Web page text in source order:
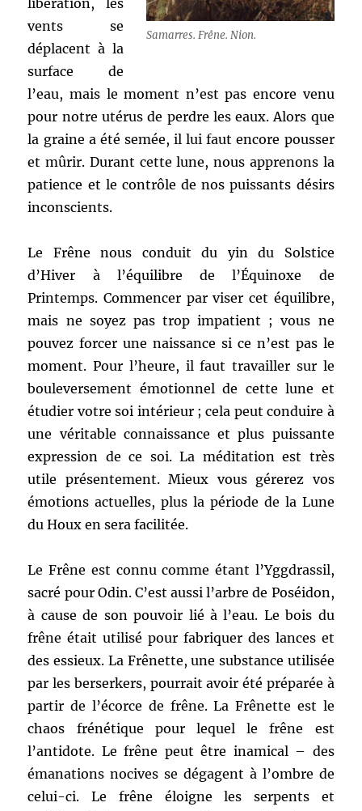
Samarres. Frêne. Nion.
vents se
déplacent à la
surface de
l’eau, mais le moment n’est pas encore venu
pour notre utérus de perdre les eaux. Alors que
la graine a été semée, il lui faut encore pousser
et mûrir. Durant cette lune, nous apprenons la
patience et le contrôle de nos puissants désirs
inconscients.
Le Frêne nous conduit du yin du Solstice
d’Hiver à l’équilibre de l’Équinoxe de
Printemps. Commencer par viser cet équilibre,
mais ne soyez pas trop impatient ; vous ne
pouvez forcer une naissance si ce n’est pas le
moment. Pour l’heure, il faut travailler sur le
bouleversement émotionnel de cette lune et
étudier votre soi intérieur ; cela peut conduire à
une véritable connaissance et plus puissante
expression de ce soi. La méditation est très
utile présentement. Mieux vous gérerez vos
émotions actuelles, plus la période de la Lune
du Houx en sera facilitée.
Le Frêne est connu comme étant l’Yggdrassil,
sacré pour Odin. C’est aussi l’arbre de Poséidon,
à cause de son pouvoir lié à l’eau. Le bois du
frêne était utilisé pour fabriquer des lances et
des essieux. La Frênette, une substance utilisée
par les berserkers, pourrait avoir été préparée à
partir de l’écorce de frêne. La Frênette est le
chaos frénétique pour lequel le frêne est
l’antidote. Le frêne peut être inamical – des
émanations nocives se dégagent à l’ombre de
celui-ci. Le frêne éloigne les serpents et